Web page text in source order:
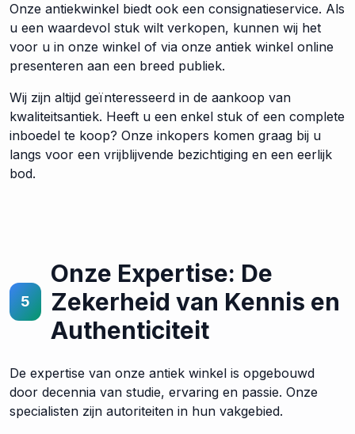
Onze antiekwinkel biedt ook een consignatieservice. Als
u een waardevol stuk wilt verkopen, kunnen wij het
voor u in onze winkel of via onze antiek winkel online
presenteren aan een breed publiek.
Wij zijn altijd geïnteresseerd in de aankoop van
kwaliteitsantiek. Heeft u een enkel stuk of een complete
inboedel te koop? Onze inkopers komen graag bij u
langs voor een vrijblijvende bezichtiging en een eerlijk
bod.
5
Onze Expertise: De
Zekerheid van Kennis en
Authenticiteit
De expertise van onze antiek winkel is opgebouwd
door decennia van studie, ervaring en passie. Onze
specialisten zijn autoriteiten in hun vakgebied.